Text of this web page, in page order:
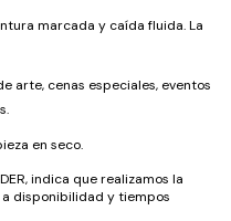
marcada y caída fluida. La
arte, cenas especiales, eventos
en seco.
indica que realizamos la
disponibilidad y tiempos